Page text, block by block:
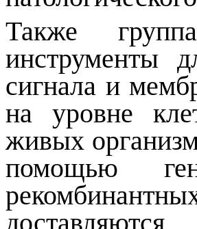
Также группа
инструменты
сигнала и
на уровне
живых
помощью
доставляются